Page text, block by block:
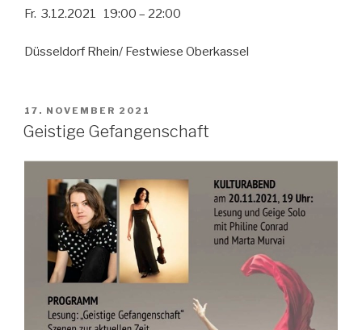
Fr. 3.12.2021 19:00 – 22:00
Düsseldorf Rhein/ Festwiese Oberkassel
VERÖFFENTLICHT
AM
17. NOVEMBER 2021
Geistige Gefangenschaft